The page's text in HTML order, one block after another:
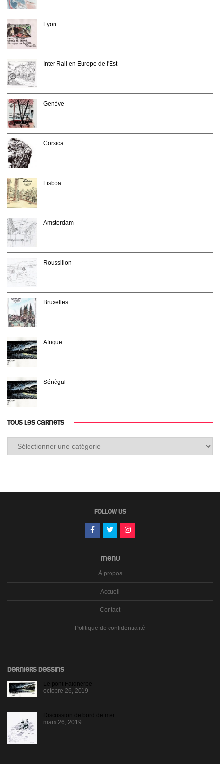
Lyon
Inter Rail en Europe de l'Est
Genève
Corsica
Lisboa
Amsterdam
Roussillon
Bruxelles
Afrique
Sénégal
TOUS LES CARNETS
FOLLOW US
MENU
À propos
Accueil
Contact
Politique de confidentialité
DERNIERS DESSINS
Le pont Faidherbe
octobre 26, 2019
Discussion de bord de mer
mars 26, 2019